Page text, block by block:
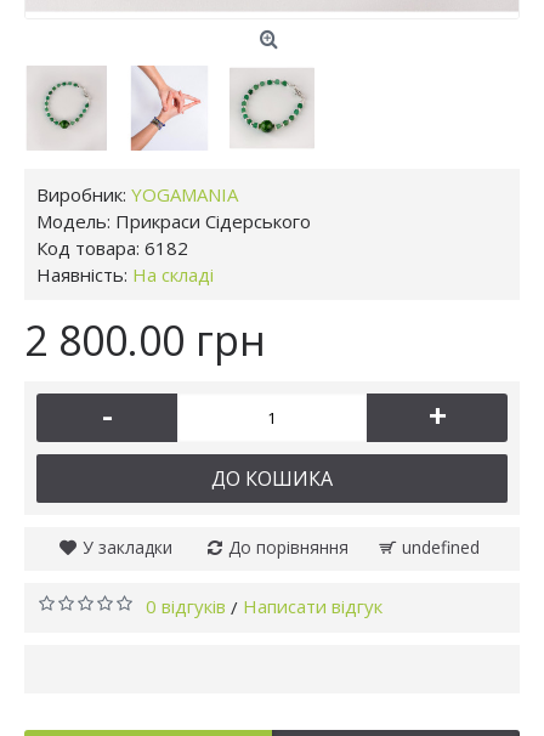
Виробник: YOGAMANIA
Модель: Прикраси Сідерського
Код товара: 6182
Наявність: На складі
2 800.00 грн
- +
ДО КОШИКА
У закладки До порівняння undefined
0 відгуків / Написати відгук